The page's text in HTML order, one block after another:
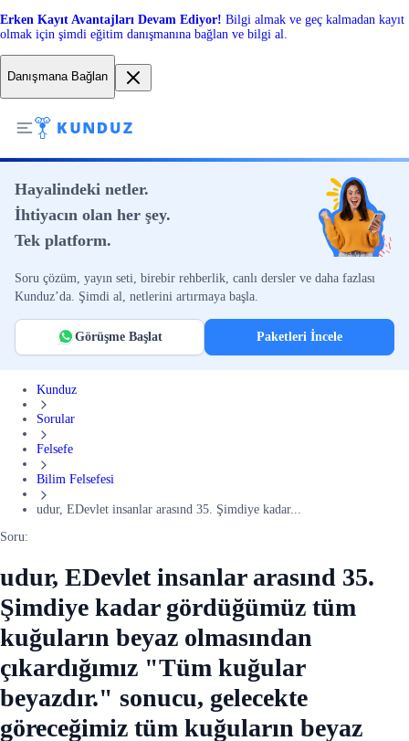
Erken Kayıt Avantajları Devam Ediyor! Bilgi almak ve geç kalmadan kayıt
olmak için şimdi eğitim danışmanına bağlan ve bilgi al.
Danışmana Bağlan
Hayalindeki netler.
İhtiyacın olan her şey.
Tek platform.
Soru çözüm, yayın seti, birebir rehberlik, canlı dersler ve daha fazlası
Kunduz’da. Şimdi al, netlerini artırmaya başla.
Görüşme Başlat Paketleri İncele
Kunduz
Sorular
Felsefe
Bilim Felsefesi
udur, EDevlet insanlar arasınd 35. Şimdiye kadar...
Soru:
udur, EDevlet insanlar arasınd 35.
Şimdiye kadar gördüğümüz tüm
kuğuların beyaz olmasından
çıkardığımız "Tüm kuğular
beyazdır." sonucu, gelecekte
göreceğimiz tüm kuğuların beyaz